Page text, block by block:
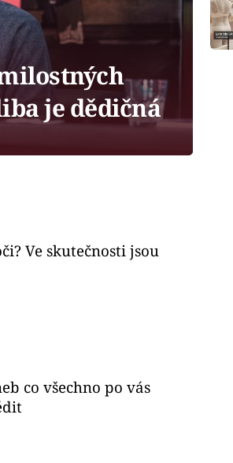
je dědičná
Ve skutečnosti jsou
co všechno po vás